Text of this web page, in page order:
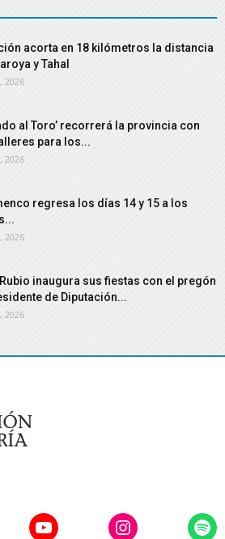
acorta en 18 kilómetros la distancia
y Tahal
2026
al Toro’ recorrerá la provincia con
para los...
2026
regresa los días 14 y 15 a los
2026
inaugura sus fiestas con el pregón
de Diputación...
2026
YouTubeInstagram